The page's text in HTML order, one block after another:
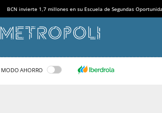
BCN invierte 1,7 millones en su Escuela de Segundas
AHORRO